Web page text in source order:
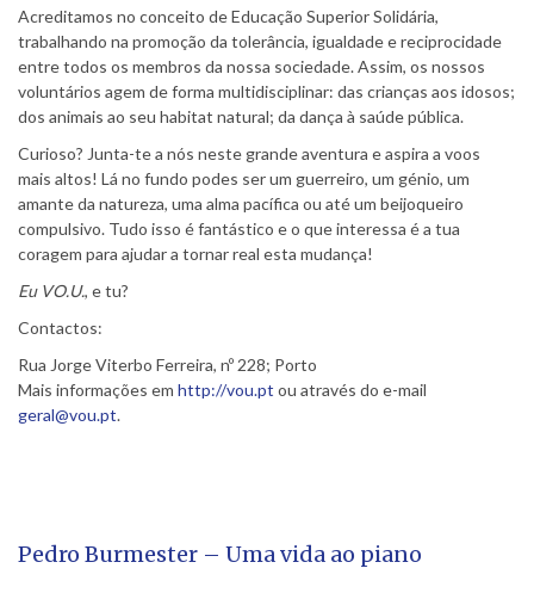
Acreditamos no conceito de Educação Superior Solidária,
trabalhando na promoção da tolerância, igualdade e reciprocidade
entre todos os membros da nossa sociedade. Assim, os nossos
voluntários agem de forma multidisciplinar: das crianças aos idosos;
dos animais ao seu habitat natural; da dança à saúde pública.
Curioso? Junta-te a nós neste grande aventura e aspira a voos
mais altos! Lá no fundo podes ser um guerreiro, um génio, um
amante da natureza, uma alma pacífica ou até um beijoqueiro
compulsivo. Tudo isso é fantástico e o que interessa é a tua
coragem para ajudar a tornar real esta mudança!
Eu VO.U., e tu?
Contactos:
Rua Jorge Viterbo Ferreira, nº 228; Porto
Mais informações em http://vou.pt ou através do e-mail
geral@vou.pt.
Pedro Burmester – Uma vida ao piano